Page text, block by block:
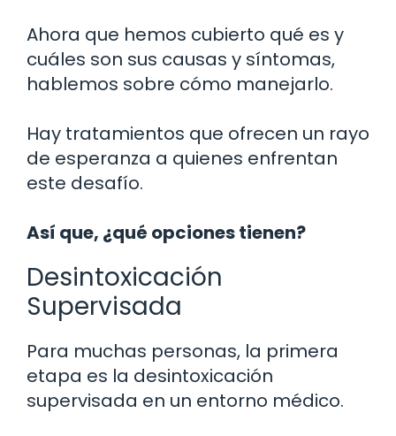
Ahora que hemos cubierto qué es y
cuáles son sus causas y síntomas,
hablemos sobre cómo manejarlo.
Hay tratamientos que ofrecen un rayo
de esperanza a quienes enfrentan
este desafío.
Así que, ¿qué opciones tienen?
Desintoxicación
Supervisada
Para muchas personas, la primera
etapa es la desintoxicación
supervisada en un entorno médico.